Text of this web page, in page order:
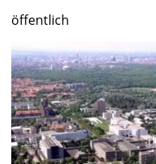
öffentlich